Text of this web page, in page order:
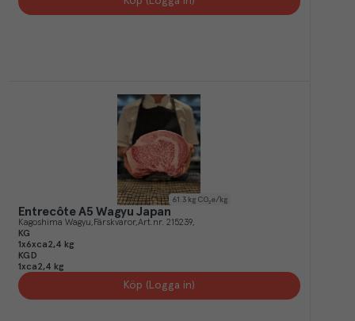
61.3 kg CO₂e/kg
Entrecôte A5 Wagyu Japan
Kagoshima Wagyu Färskvaror Art.nr. 215239
KG
1x6xca2,4 kg
KGD
1xca2,4 kg
Köp (Logga in)